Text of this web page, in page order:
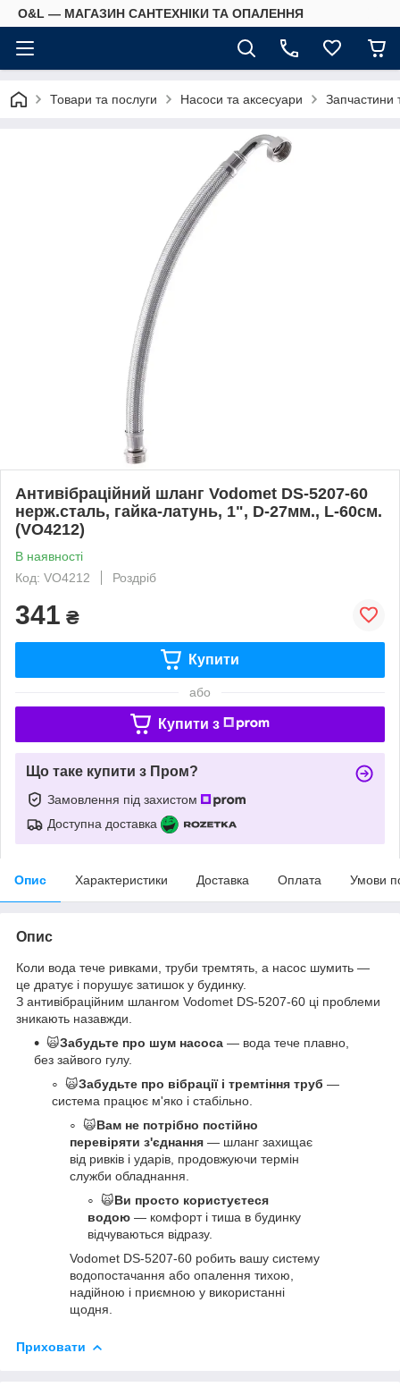
O&L — МАГАЗИН САНТЕХНІКИ ТА ОПАЛЕННЯ
Товари та послуги Насоси та аксесуари Запчастини
Антивібраційний шланг Vodomet DS-5207-60
нерж.сталь, гайка-латунь, 1", D-27мм., L-60см.
(VO4212)
В наявності
Код: VO4212
Роздріб
341 ₴
Купити
або
Купити з
Що таке купити з Пром?
Замовлення під захистом
Доступна доставка
Опис Характеристики Доставка Оплата Умови
Опис
Коли вода тече ривками, труби тремтять, а насос шумить —
це дратує і порушує затишок у будинку.
З антивібраційним шлангом Vodomet DS-5207-60 ці проблеми
зникають назавжди.
🙀Забудьте про шум насоса — вода тече плавно,
без зайвого гулу.
🙀Забудьте про вібрації і тремтіння труб —
система працює м'яко і стабільно.
🙀Вам не потрібно постійно
перевіряти з'єднання — шланг захищає
від ривків і ударів, продовжуючи термін
служби обладнання.
🙀Ви просто користуєтеся
водою — комфорт і тиша в будинку
відчуваються відразу.
Vodomet DS-5207-60 робить вашу систему
водопостачання або опалення тихою,
надійною і приємною у використанні
щодня.
Приховати